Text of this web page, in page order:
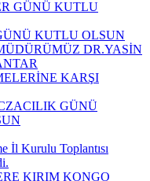
GÜNÜ KUTLU
KUTLU OLSUN
DR.YASİN
KARŞI
GÜNÜ
İl Kurulu Toplantısı
KIRIM KONGO